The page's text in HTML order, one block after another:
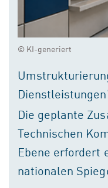
© KI-generiert
Die geplante
Technischen
Ebene erfordert
nationalen